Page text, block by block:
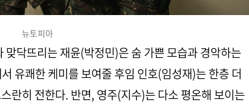
뉴토피아
닥뜨리는 재윤(박정민)은 숨 가쁜 모습과 경악하는
유쾌한 케미를 보여줄 후임 인호(임성재)는 한층 더
란히 전한다. 반면, 영주(지수)는 다소 평온해 보이는